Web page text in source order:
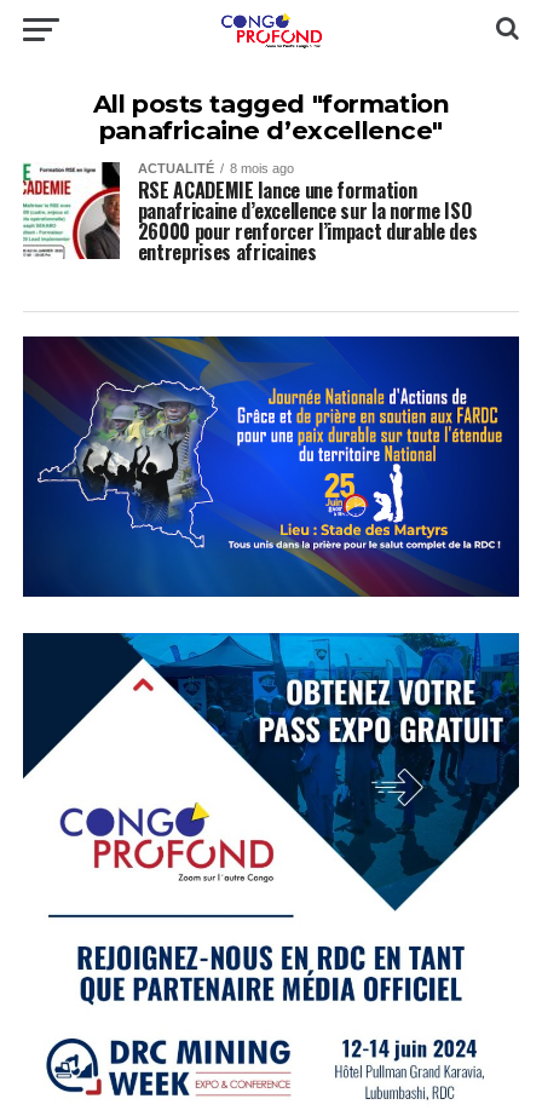
All posts tagged "formation
panafricaine d’excellence"
ACTUALITÉ 8 mois ago
RSE ACADEMIE lance une formation
panafricaine d’excellence sur la norme ISO
26000 pour renforcer l’impact durable des
entreprises africaines